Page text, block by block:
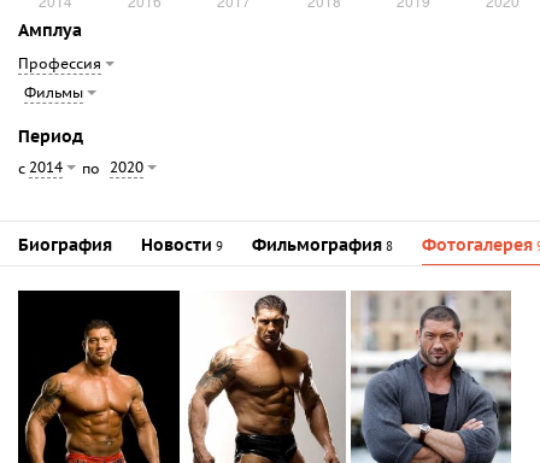
Амплуа
Профессия
Фильмы
Период
с 2014 по 2020
Биография Новости 9 Фильмография 8 Фотогалерея